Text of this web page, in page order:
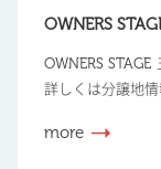
OWNERS
OWNERS
詳しくは分譲地
more